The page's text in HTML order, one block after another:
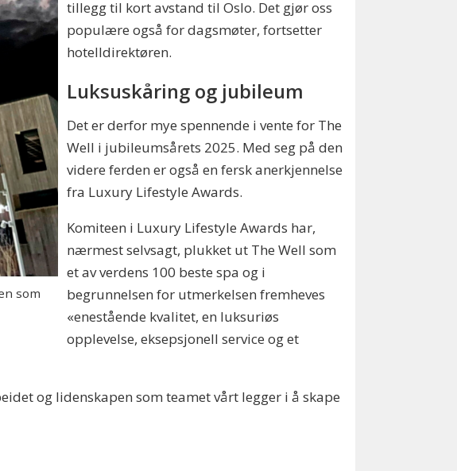
som
tillegg til kort avstand til Oslo. Det gjør oss
populære også for dagsmøter, fortsetter
hotelldirektøren.
Luksuskåring og jubileum
Det er derfor mye spennende i vente for The
Well i jubileumsårets 2025. Med seg på den
videre ferden er også en fersk anerkjennelse
fra Luxury Lifestyle Awards.
Komiteen i Luxury Lifestyle Awards har,
nærmest selvsagt, plukket ut The Well som
et av verdens 100 beste spa og i
begrunnelsen for utmerkelsen fremheves
«enestående kvalitet, en luksuriøs
opplevelse, eksepsjonell service og et
og lidenskapen som teamet vårt legger i å skape